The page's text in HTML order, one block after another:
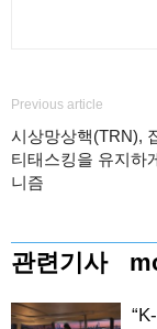
Previous article
시상망상핵(TRN),
티태스킹을 유지하
니즘
관련기사